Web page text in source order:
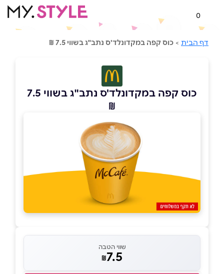
0
דף הבית > כוס קפה במקדונלד'ס נתב"ג בשווי 7.5 ₪
כוס קפה במקדונלד'ס נתב"ג בשווי 7.5
₪
שווי הטבה
₪7.5